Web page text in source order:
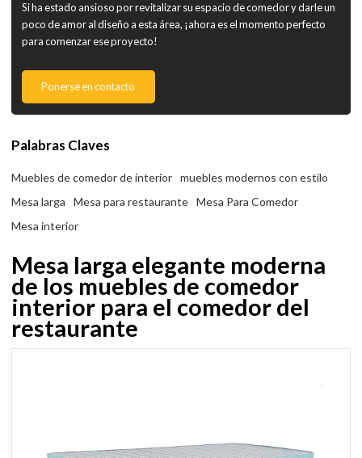
Si ha estado ansioso por revitalizar su espacio de comedor y darle un
poco de amor al diseño a esta área, ¡ahora es el momento perfecto
para comenzar ese proyecto!
Ponerse en contacto
Palabras Claves
Muebles de comedor de interior
muebles modernos con estilo
Mesa larga
Mesa para restaurante
Mesa Para Comedor
Mesa interior
Mesa larga elegante moderna
de los muebles de comedor
interior para el comedor del
restaurante